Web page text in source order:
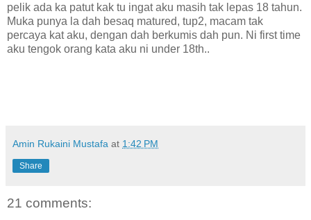
pelik ada ka patut kak tu ingat aku masih tak lepas 18 tahun.
Muka punya la dah besaq matured, tup2, macam tak
percaya kat aku, dengan dah berkumis dah pun. Ni first time
aku tengok orang kata aku ni under 18th..
Amin Rukaini Mustafa at 1:42 PM
Share
21 comments: